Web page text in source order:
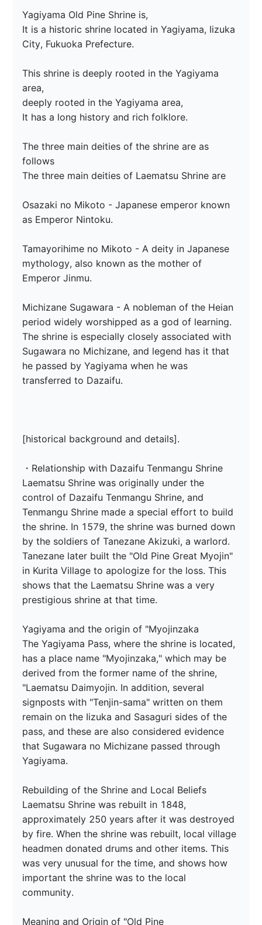
Yagiyama Old Pine Shrine is,
It is a historic shrine located in Yagiyama, Iizuka
City, Fukuoka Prefecture.
This shrine is deeply rooted in the Yagiyama
area,
deeply rooted in the Yagiyama area,
It has a long history and rich folklore.
The three main deities of the shrine are as
follows
The three main deities of Laematsu Shrine are
Osazaki no Mikoto - Japanese emperor known
as Emperor Nintoku.
Tamayorihime no Mikoto - A deity in Japanese
mythology, also known as the mother of
Emperor Jinmu.
Michizane Sugawara - A nobleman of the Heian
period widely worshipped as a god of learning.
The shrine is especially closely associated with
Sugawara no Michizane, and legend has it that
he passed by Yagiyama when he was
transferred to Dazaifu.
[historical background and details].
・Relationship with Dazaifu Tenmangu Shrine
Laematsu Shrine was originally under the
control of Dazaifu Tenmangu Shrine, and
Tenmangu Shrine made a special effort to build
the shrine. In 1579, the shrine was burned down
by the soldiers of Tanezane Akizuki, a warlord.
Tanezane later built the "Old Pine Great Myojin"
in Kurita Village to apologize for the loss. This
shows that the Laematsu Shrine was a very
prestigious shrine at that time.
Yagiyama and the origin of "Myojinzaka
The Yagiyama Pass, where the shrine is located,
has a place name "Myojinzaka," which may be
derived from the former name of the shrine,
"Laematsu Daimyojin. In addition, several
signposts with "Tenjin-sama" written on them
remain on the Iizuka and Sasaguri sides of the
pass, and these are also considered evidence
that Sugawara no Michizane passed through
Yagiyama.
Rebuilding of the Shrine and Local Beliefs
Laematsu Shrine was rebuilt in 1848,
approximately 250 years after it was destroyed
by fire. When the shrine was rebuilt, local village
headmen donated drums and other items. This
was very unusual for the time, and shows how
important the shrine was to the local
community.
Meaning and Origin of "Old Pine